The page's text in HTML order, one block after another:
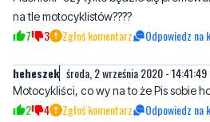
heheszek środa, 2 września 2020 - 14:41:49
Motocykliści, co wy na to że Pis sobie
Mariola środa, 2 września 2020 - 14:53:17
A co Czytelniczko, mamy jak za